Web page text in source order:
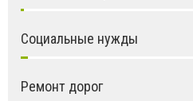
Социальные нужды
Ремонт дорог